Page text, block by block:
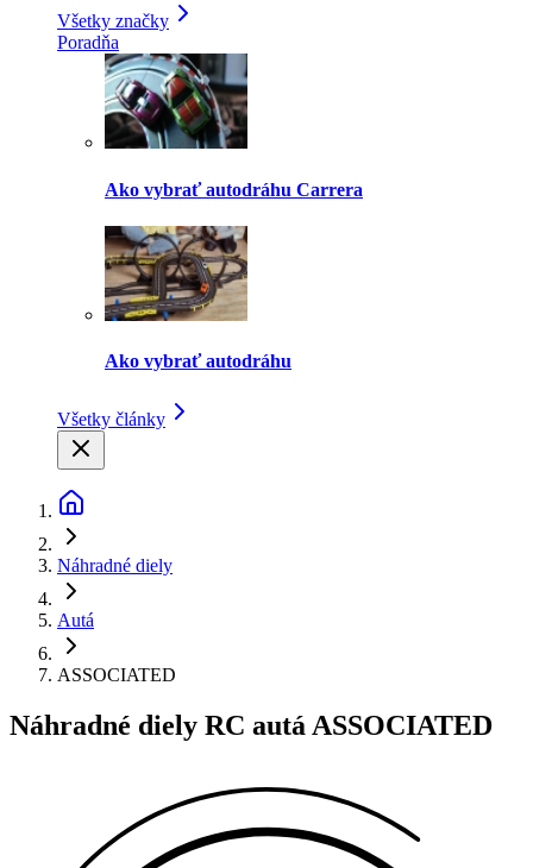
Všetky značky
Poradňa
Ako vybrať autodráhu Carrera
Ako vybrať autodráhu
Všetky články
Náhradné diely
Autá
ASSOCIATED
Náhradné diely RC autá ASSOCIATED